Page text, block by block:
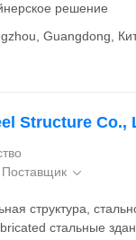
решение
Guangdong,
Structure Co.,

структура,
стальные